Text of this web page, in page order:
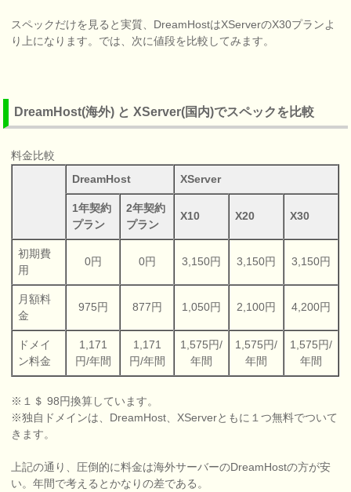
スペックだけを見ると実質、DreamHostはXServerのX30プランよ
り上になります。では、次に値段を比較してみます。
DreamHost(海外) と XServer(国内)でスペックを比較
料金比較
DreamHost
XServer
1年契約
プラン
2年契約
プラン
X10 X20 X30
初期費
用
0円 0円 3,150円 3,150円 3,150円
月額料
金
975円 877円 1,050円 2,100円 4,200円
ドメイ
ン料金
1,171
円/年間
1,171
円/年間
1,575円/
年間
1,575円/
年間
1,575円/
年間
※１＄ 98円換算しています。
※独自ドメインは、DreamHost、XServerともに１つ無料でついて
きます。
上記の通り、圧倒的に料金は海外サーバーのDreamHostの方が安
い。年間で考えるとかなりの差である。